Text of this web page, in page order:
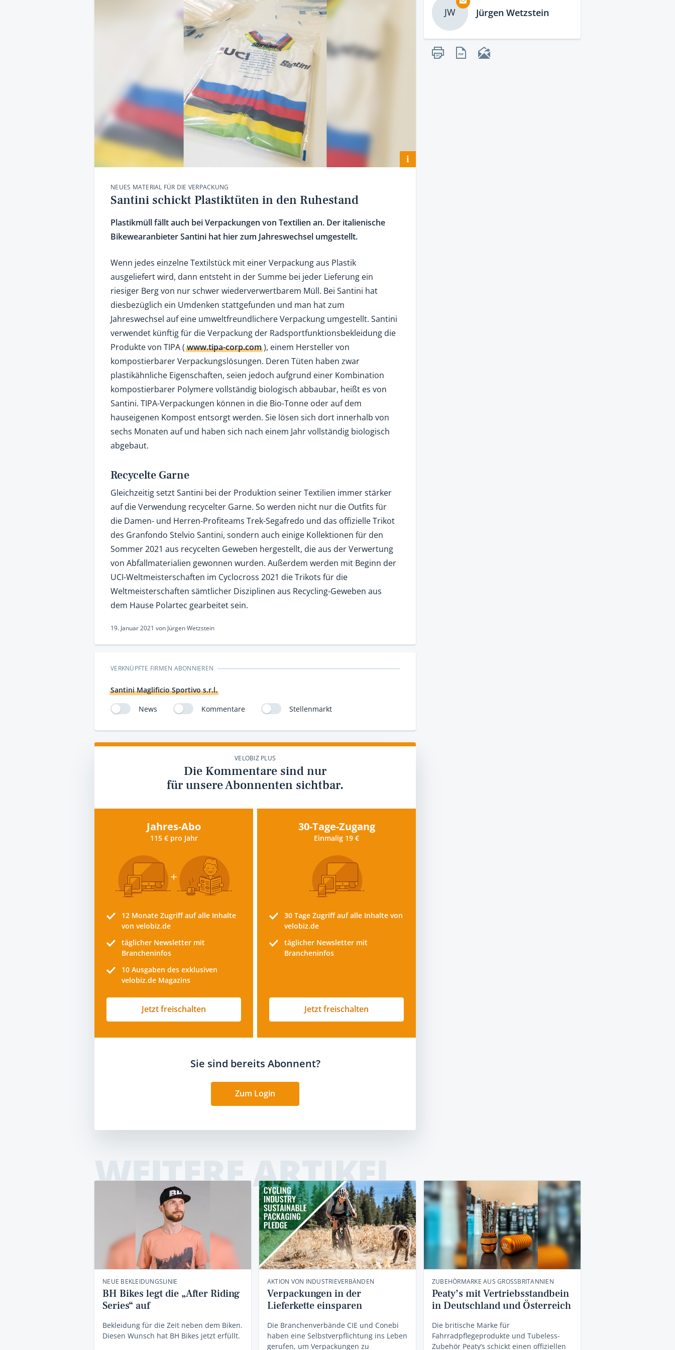
i
NEUES MATERIAL FÜR DIE VERPACKUNG
Santini schickt Plastiktüten in den Ruhestand
Plastikmüll fällt auch bei Verpackungen von Textilien an. Der italienische
Bikewearanbieter Santini hat hier zum Jahreswechsel umgestellt.
Wenn jedes einzelne Textilstück mit einer Verpackung aus Plastik
ausgeliefert wird, dann entsteht in der Summe bei jeder Lieferung ein
riesiger Berg von nur schwer wiederverwertbarem Müll. Bei Santini hat
diesbezüglich ein Umdenken stattgefunden und man hat zum
Jahreswechsel auf eine umweltfreundlichere Verpackung umgestellt. Santini
verwendet künftig für die Verpackung der Radsportfunktionsbekleidung die
Produkte von TIPA (www.tipa-corp.com), einem Hersteller von
kompostierbarer Verpackungslösungen. Deren Tüten haben zwar
plastikähnliche Eigenschaften, seien jedoch aufgrund einer Kombination
kompostierbarer Polymere vollständig biologisch abbaubar, heißt es von
Santini. TIPA-Verpackungen können in die Bio-Tonne oder auf dem
hauseigenen Kompost entsorgt werden. Sie lösen sich dort innerhalb von
sechs Monaten auf und haben sich nach einem Jahr vollständig biologisch
abgebaut.
Recycelte Garne
Gleichzeitig setzt Santini bei der Produktion seiner Textilien immer stärker
auf die Verwendung recycelter Garne. So werden nicht nur die Outfits für
die Damen- und Herren-Profiteams Trek-Segafredo und das offizielle Trikot
des Granfondo Stelvio Santini, sondern auch einige Kollektionen für den
Sommer 2021 aus recycelten Geweben hergestellt, die aus der Verwertung
von Abfallmaterialien gewonnen wurden. Außerdem werden mit Beginn der
UCI-Weltmeisterschaften im Cyclocross 2021 die Trikots für die
Weltmeisterschaften sämtlicher Disziplinen aus Recycling-Geweben aus
dem Hause Polartec gearbeitet sein.
19. Januar 2021 von Jürgen Wetzstein
VERKNÜPFTE FIRMEN ABONNIEREN
Santini Maglificio Sportivo s.r.l.
News
Kommentare Stellenmarkt
VELOBIZ PLUS
Die Kommentare sind nur
für unsere Abonnenten sichtbar.
Jahres-Abo
115 € pro Jahr
12 Monate Zugriff auf alle Inhalte
von velobiz.de
täglicher Newsletter mit
Brancheninfos
10 Ausgaben des exklusiven
velobiz.de Magazins
Jetzt freischalten
30-Tage-Zugang
Einmalig 19 €
30 Tage Zugriff auf alle Inhalte von
velobiz.de
täglicher Newsletter mit
Brancheninfos
Jetzt freischalten
Sie sind bereits Abonnent?
Zum Login
JW Jürgen Wetzstein
WEITERE ARTIKEL
NEUE BEKLEIDUNGSLINIE
BH Bikes legt die „After Riding
Series“ auf
Bekleidung für die Zeit neben dem Biken.
Diesen Wunsch hat BH Bikes jetzt erfüllt.
AKTION VON INDUSTRIEVERBÄNDEN
Verpackungen in der
Lieferkette einsparen
Die Branchenverbände CIE und Conebi
haben eine Selbstverpflichtung ins Leben
gerufen, um Verpackungen zu
ZUBEHÖRMARKE AUS GROSSBRITANNIEN
Peaty’s mit Vertriebsstandbein
in Deutschland und Österreich
Die britische Marke für
Fahrradpflegeprodukte und Tubeless-
Zubehör Peaty’s schickt einen offiziellen